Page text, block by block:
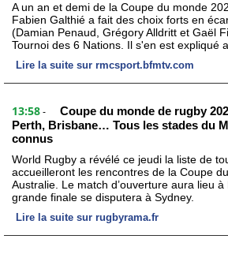
A un an et demi de la Coupe du monde
Fabien Galthié a fait des choix forts en
(Damian Penaud, Grégory Alldritt et Gaël
Tournoi des 6 Nations. Il s'en est expliqué
Lire la suite sur rmcsport.bfmtv.com
13:58 -
Coupe du monde de rugby
Perth, Brisbane… Tous les stades du
connus
World Rugby a révélé ce jeudi la liste de
accueilleront les rencontres de la Coupe
Australie. Le match d’ouverture aura lieu
grande finale se disputera à Sydney.
Lire la suite sur rugbyrama.fr